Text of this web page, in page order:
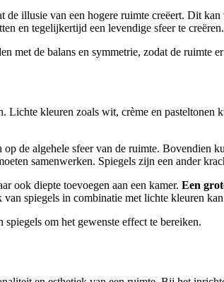
de illusie van een hogere ruimte creëert. Dit
en tegelijkertijd een levendige sfeer te creëren.
met de balans en symmetrie, zodat de ruimte
kleuren zoals wit, crème en
de algehele sfeer van de ruimte. Bovendien
samenwerken. Spiegels zijn een ander
ook diepte toevoegen aan een kamer. Een
van spiegels in combinatie met lichte kleuren
om het gewenste effect te bereiken.